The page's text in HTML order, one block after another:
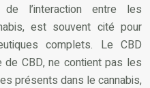
de l’interaction entre les
est souvent cité pour
complets. Le CBD
CBD, ne contient pas les
présents dans le cannabis,